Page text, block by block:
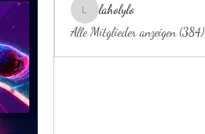
laholylo
laholylo
Alle Mitglieder anzeigen (384)